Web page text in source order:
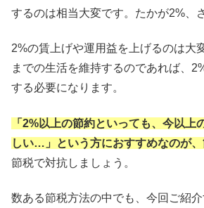
するのは相当大変です。たかが2%、
2%の賃上げや運用益を上げるのは大
までの生活を維持するのであれば、
する必要になります。
「2%以上の節約といっても、今以上
しい…」という方におすすめなのが、
節税で対抗しましょう。
数ある節税方法の中でも、今回ご紹